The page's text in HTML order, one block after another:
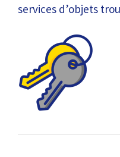
services d’objets